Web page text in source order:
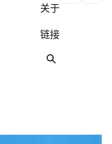
关于
链接
搜索